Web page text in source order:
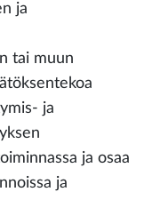
ja
tai muun
ja
ja osaa
ja